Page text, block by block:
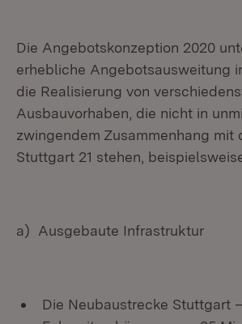
Die Angebotskonzeption 2020
erhebliche Angebotsausweitung
die Realisierung von
Ausbauvorhaben, die nicht in
zwingendem Zusammenhang mit
Stuttgart 21 stehen,
a) Ausgebaute Infrastruktur
Die Neubaustrecke Stuttgart